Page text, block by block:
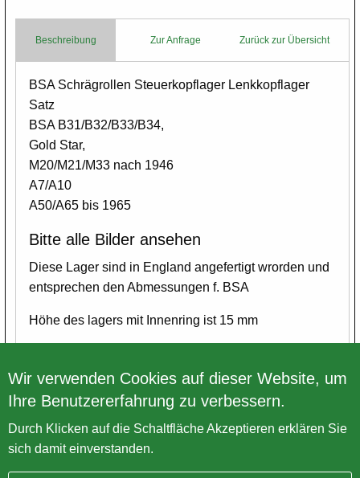
Beschreibung Zurück zur Übersicht
Zur Anfrage
Body
BSA Schrägrollen Steuerkopflager Lenkkopflager
Satz
BSA B31/B32/B33/B34,
Gold Star,
M20/M21/M33 nach 1946
A7/A10
A50/A65 bis 1965
Bitte alle Bilder ansehen
Diese Lager sind in England angefertigt wrorden und
entsprechen den Abmessungen f. BSA
Höhe des lagers mit Innenring ist 15 mm
Zurück zur Übersicht
Wir verwenden Cookies auf dieser Website, um
Ihre Benutzererfahrung zu verbessern.
Durch Klicken auf die Schaltfläche Akzeptieren erklären Sie
sich damit einverstanden.